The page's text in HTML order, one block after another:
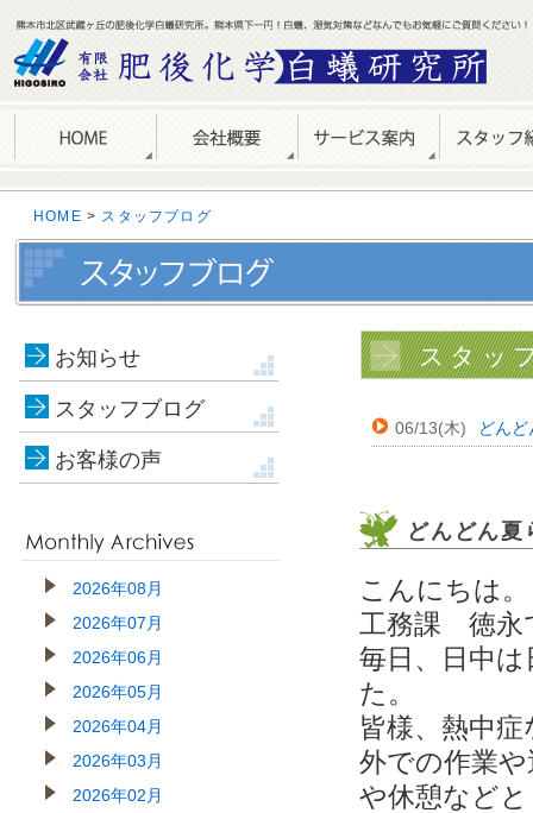
HOME > スタッフブログ
お知らせ
スタッフブログ
お客様の声
2026年08月
2026年07月
2026年06月
2026年05月
2026年04月
2026年03月
2026年02月
スタッ
06/13(木) どん
どんどん
こんにちは。
工務課 徳永
毎日、日中
た。
皆様、熱中
外での作業
や休憩など